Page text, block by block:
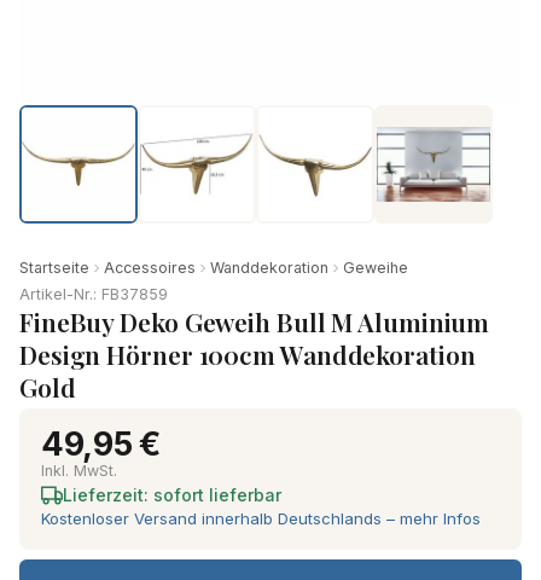
Startseite Accessoires Wanddekoration
Geweihe
Artikel-Nr.: FB37859
FineBuy Deko Geweih Bull M Aluminium
Design Hörner 100cm Wanddekoration
Gold
49,95 €
Inkl. MwSt.
Lieferzeit: sofort lieferbar
Kostenloser Versand innerhalb Deutschlands – mehr Infos